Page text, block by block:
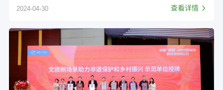
2024-04-30 查看详情